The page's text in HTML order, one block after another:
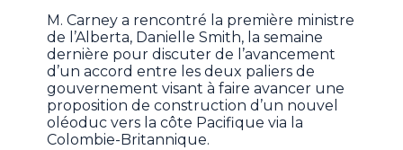
M. Carney a rencontré la première ministre
de l’Alberta, Danielle Smith, la semaine
dernière pour discuter de l’avancement
d’un accord entre les deux paliers de
gouvernement visant à faire avancer une
proposition de construction d’un nouvel
oléoduc vers la côte Pacifique via la
Colombie-Britannique.